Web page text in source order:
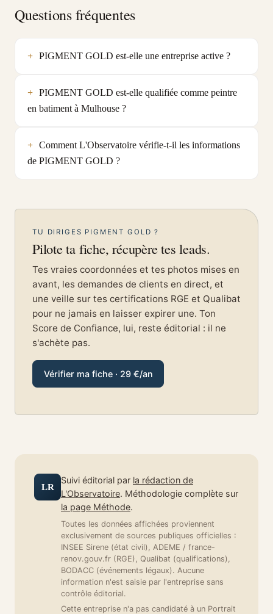
Questions fréquentes
PIGMENT GOLD est-elle une entreprise active ?
PIGMENT GOLD est-elle qualifiée comme peintre
en batiment à Mulhouse ?
Comment L'Observatoire vérifie-t-il les informations
de PIGMENT GOLD ?
TU DIRIGES PIGMENT GOLD ?
Pilote ta fiche, récupère tes leads.
Tes vraies coordonnées et tes photos mises en
avant, les demandes de clients en direct, et
une veille sur tes certifications RGE et Qualibat
pour ne jamais en laisser expirer une. Ton
Score de Confiance, lui, reste éditorial : il ne
s'achète pas.
Vérifier ma fiche · 29 €/an
LR
Suivi éditorial par la rédaction de
L'Observatoire. Méthodologie complète sur
la page Méthode.
Toutes les données affichées proviennent
exclusivement de sources publiques officielles :
INSEE Sirene (état civil), ADEME / france-
renov.gouv.fr (RGE), Qualibat (qualifications),
BODACC (événements légaux). Aucune
information n'est saisie par l'entreprise sans
contrôle éditorial.
Cette entreprise n'a pas candidaté à un Portrait